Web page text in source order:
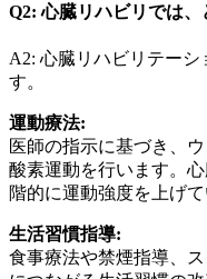
Q2: 心臓リハビリでは
A2: 心臓リハビリテーシ
す。
運動療法:
医師の指示に基づき、
酸素運動を行います。
階的に運動強度を上げて
生活習慣指導:
食事療法や禁煙指導、